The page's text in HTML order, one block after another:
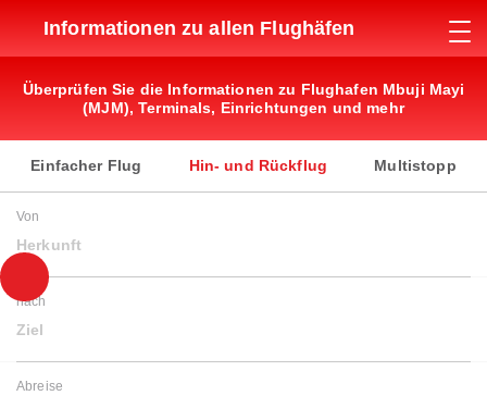
Informationen zu allen Flughäfen
Überprüfen Sie die Informationen zu Flughafen Mbuji Mayi
(MJM), Terminals, Einrichtungen und mehr
Einfacher Flug Hin- und Rückflug Multistopp
Von
Herkunft
nach
Ziel
Abreise